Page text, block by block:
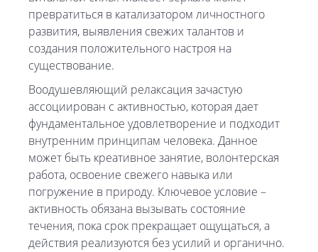
превратиться в катализатором личностного
развития, выявления свежих талантов и
создания положительного настроя на
существование.
Воодушевляющий релаксация зачастую
ассоциирован с активностью, которая дает
фундаментальное удовлетворение и подходит
внутренним принципам человека. Данное
может быть креативное занятие, волонтерская
работа, освоение свежего навыка или
погружение в природу. Ключевое условие –
активность обязана вызывать состояние
течения, пока срок прекращает ощущаться, а
действия реализуются без усилий и органично.